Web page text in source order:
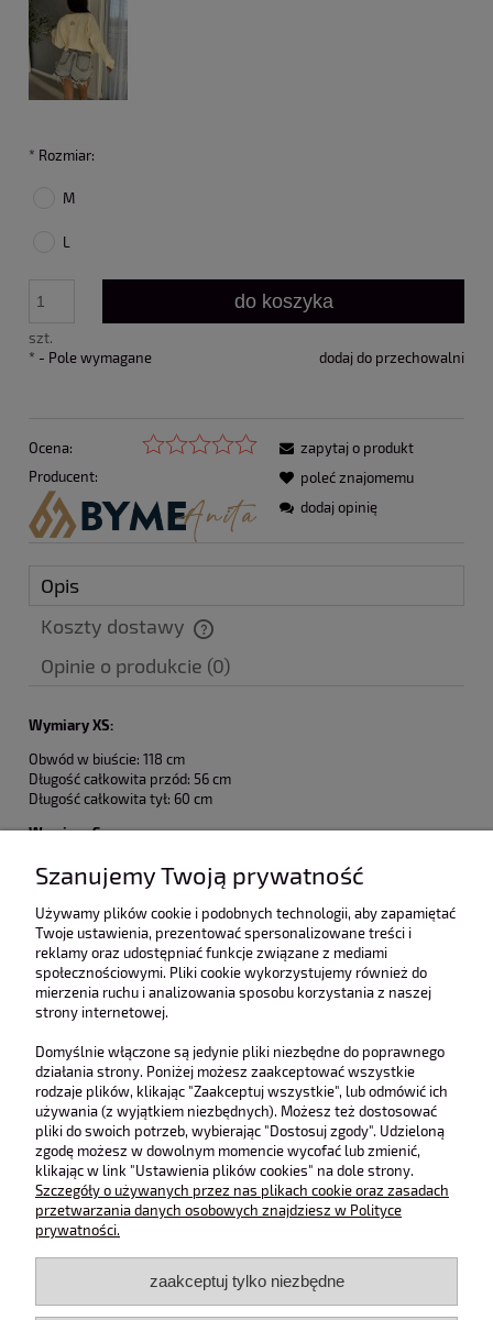
* Rozmiar:
M
L
szt.
do koszyka
dodaj do przechowalni
* - Pole wymagane
Ocena:
Producent:
zapytaj o produkt
poleć znajomemu
dodaj opinię
Opis
Koszty dostawy
Cena nie zawiera ewentualnych kosztów płatności
Opinie o produkcie (0)
Wymiary XS:
Obwód w biuście: 118 cm
Długość całkowita przód: 56 cm
Długość całkowita tył: 60 cm
Wymiary S:
Obwód w biuście: 122 cm
Długość całkowita: 57 cm
Długość całkowita tył: 61 cm
Wymiary M:
Obwód w biuście: 126 cm
Długość całkowita: 58 cm
Długość całkowita tył: 62 cm
Wymiary L:
Obwód w biuście: 130 cm
Długość całkowita: 59 cm
Długość całkowita tył: 63 cm
Ubrania mierzone na płasko! Poszczególne wymiary mogą
różnić się +/- 2 cm.
O nas
Szanujemy Twoją prywatność
Używamy plików cookie i podobnych technologii, aby zapamiętać
Twoje ustawienia, prezentować spersonalizowane treści i
reklamy oraz udostępniać funkcje związane z mediami
społecznościowymi. Pliki cookie wykorzystujemy również do
mierzenia ruchu i analizowania sposobu korzystania z naszej
strony internetowej.
Domyślnie włączone są jedynie pliki niezbędne do poprawnego
działania strony. Poniżej możesz zaakceptować wszystkie
rodzaje plików, klikając "Zaakceptuj wszystkie", lub odmówić ich
używania (z wyjątkiem niezbędnych). Możesz też dostosować
pliki do swoich potrzeb, wybierając "Dostosuj zgody". Udzieloną
zgodę możesz w dowolnym momencie wycofać lub zmienić,
klikając w link "Ustawienia plików cookies" na dole strony.
Szczegóły o używanych przez nas plikach cookie oraz zasadach
przetwarzania danych osobowych znajdziesz w Polityce
prywatności.
zaakceptuj tylko niezbędne